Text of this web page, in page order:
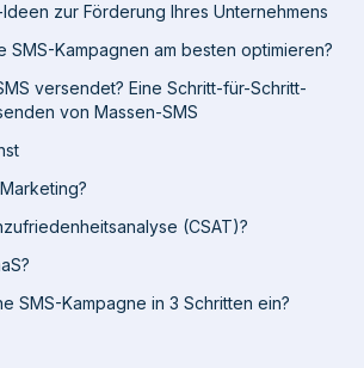
zur Förderung Ihres Unternehmens
SMS-Kampagnen am besten optimieren?
versendet? Eine Schritt-für-Schritt-
von Massen-SMS
(CSAT)?
SMS-Kampagne in 3 Schritten ein?